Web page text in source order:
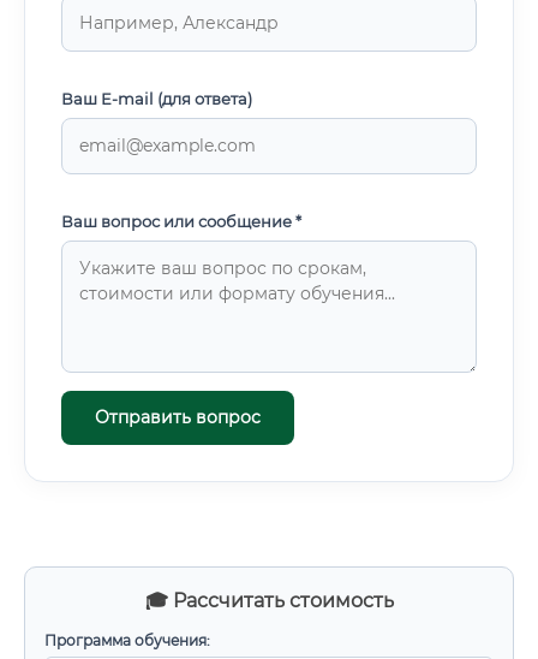
🎓 Рассчитать стоимость
Программа обучения:
Ваш E-mail (для ответа)
Ваш вопрос или сообщение *
Отправить вопрос